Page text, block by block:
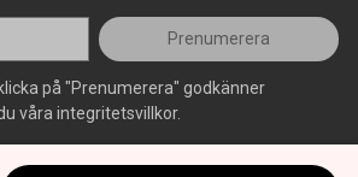
Prenumerera
på "Prenumerera" godkänner
våra integritetsvillkor.